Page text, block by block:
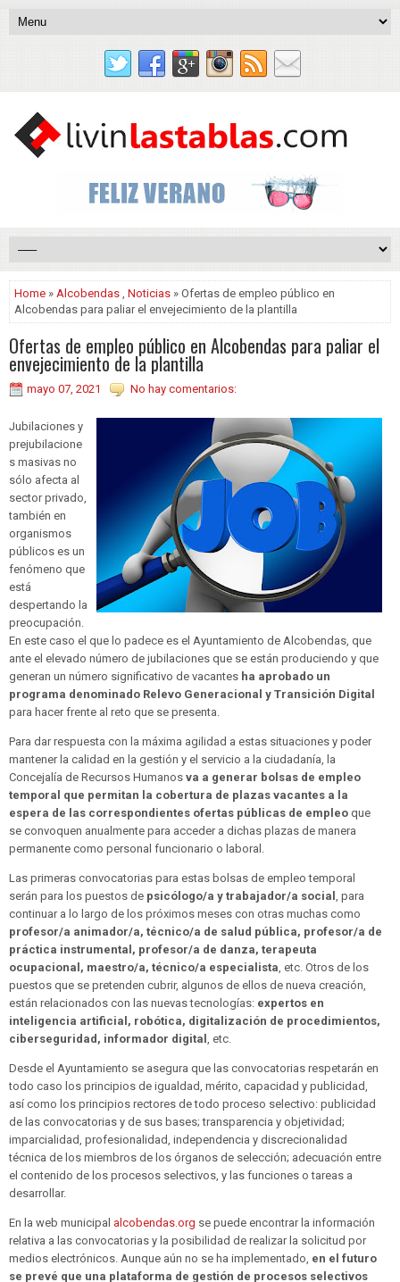
Home » Alcobendas , Noticias » Ofertas de empleo público en
Alcobendas para paliar el envejecimiento de la plantilla
Ofertas de empleo público en Alcobendas para paliar el
envejecimiento de la plantilla
mayo 07, 2021 No hay comentarios:
Jubilaciones y
prejubilacione
s masivas no
sólo afecta al
sector privado,
también en
organismos
públicos es un
fenómeno que
está
despertando la
preocupación.
En este caso el que lo padece es el Ayuntamiento de Alcobendas, que
ante el elevado número de jubilaciones que se están produciendo y que
generan un número significativo de vacantes ha aprobado un
programa denominado Relevo Generacional y Transición Digital
para hacer frente al reto que se presenta.
Para dar respuesta con la máxima agilidad a estas situaciones y poder
mantener la calidad en la gestión y el servicio a la ciudadanía, la
Concejalía de Recursos Humanos va a generar bolsas de empleo
temporal que permitan la cobertura de plazas vacantes a la
espera de las correspondientes ofertas públicas de empleo que
se convoquen anualmente para acceder a dichas plazas de manera
permanente como personal funcionario o laboral.
Las primeras convocatorias para estas bolsas de empleo temporal
serán para los puestos de psicólogo/a y trabajador/a social , para
continuar a lo largo de los próximos meses con otras muchas como
profesor/a animador/a, técnico/a de salud pública, profesor/a de
práctica instrumental, profesor/a de danza, terapeuta
ocupacional, maestro/a, técnico/a especialista, etc. Otros de los
puestos que se pretenden cubrir, algunos de ellos de nueva creación,
están relacionados con las nuevas tecnologías: expertos en
inteligencia artificial, robótica, digitalización de procedimientos,
ciberseguridad, informador digital , etc.
Desde el Ayuntamiento se asegura que las convocatorias respetarán en
todo caso los principios de igualdad, mérito, capacidad y publicidad,
así como los principios rectores de todo proceso selectivo: publicidad
de las convocatorias y de sus bases; transparencia y objetividad;
imparcialidad, profesionalidad, independencia y discrecionalidad
técnica de los miembros de los órganos de selección; adecuación entre
el contenido de los procesos selectivos, y las funciones o tareas a
desarrollar.
En la web municipal alcobendas.org se puede encontrar la información
relativa a las convocatorias y la posibilidad de realizar la solicitud por
medios electrónicos. Aunque aún no se ha implementado, en el futuro
se prevé que una plataforma de gestión de procesos selectivos